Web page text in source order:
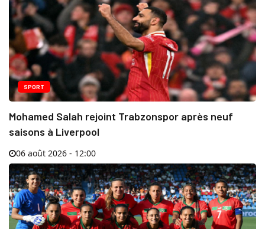
SPORT
Mohamed Salah rejoint Trabzonspor après neuf
saisons à Liverpool
06 août 2026 - 12:00